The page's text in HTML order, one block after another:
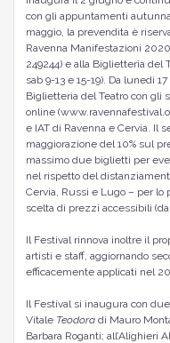
con gli appuntamenti
maggio, la prevendita è
Ravenna Manifestazioni
249244) e alla Biglietteria del
sab 9-13 e 15-19). Da lunedì
Biglietteria del Teatro con gli
online (
e IAT di Ravenna e Cervia. Il
maggiorazione del 10% sul
massimo due biglietti per
nel rispetto del
Cervia, Russi e Lugo – per lo
scelta di prezzi accessibili (da
Il Festival rinnova inoltre il
artisti e staff, aggiornando
efficacemente applicati nel
Il Festival si inaugura con
Vitale Teodora di Mauro
Barbara Roganti; all’Alighieri